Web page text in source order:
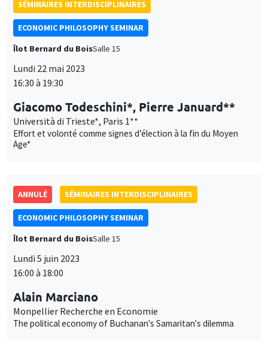
SÉMINAIRES INTERDISCIPLINAIRES
ECONOMIC PHILOSOPHY SEMINAR
Îlot Bernard du BoisSalle 15
Lundi 22 mai 2023
16:30 à 19:30
Giacomo Todeschini*, Pierre Januard**
Università di Trieste*, Paris 1**
Effort et volonté comme signes d’élection à la fin du Moyen
Age*
ANNULÉ SÉMINAIRES INTERDISCIPLINAIRES
ECONOMIC PHILOSOPHY SEMINAR
Îlot Bernard du BoisSalle 15
Lundi 5 juin 2023
16:00 à 18:00
Alain Marciano
Monpellier Recherche en Economie
The political economy of Buchanan's Samaritan's dilemma